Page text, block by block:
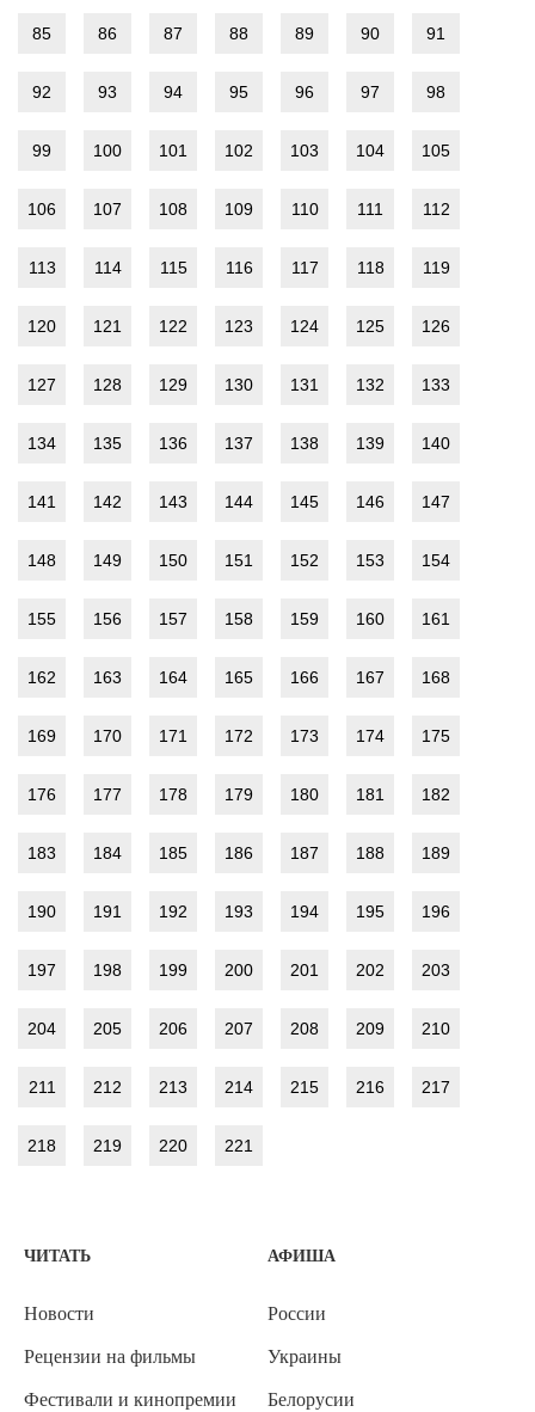
85 86 87 88 89 90 91
92 93 94 95 96 97 98
99 100 101 102 103 104 105
106 107 108 109 110 111 112
113 114 115 116 117 118 119
120 121 122 123 124 125 126
127 128 129 130 131 132 133
134 135 136 137 138 139 140
141 142 143 144 145 146 147
148 149 150 151 152 153 154
155 156 157 158 159 160 161
162 163 164 165 166 167 168
169 170 171 172 173 174 175
176 177 178 179 180 181 182
183 184 185 186 187 188 189
190 191 192 193 194 195 196
197 198 199 200 201 202 203
204 205 206 207 208 209 210
211 212 213 214 215 216 217
218 219 220 221
ЧИТАТЬ
Новости
Рецензии на фильмы
Фестивали и кинопремии
АФИША
России
Украины
Белорусии